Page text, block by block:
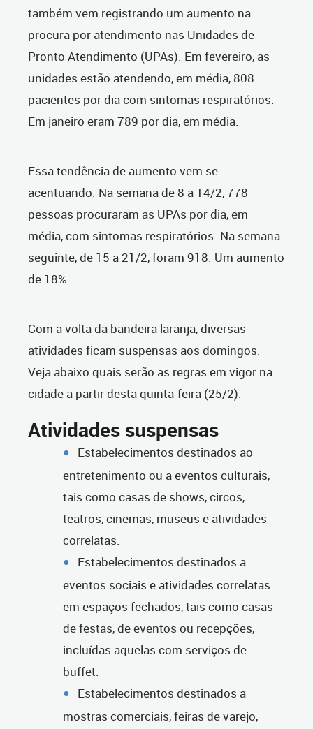
também vem registrando um aumento na
procura por atendimento nas Unidades de
Pronto Atendimento (UPAs). Em fevereiro, as
unidades estão atendendo, em média, 808
pacientes por dia com sintomas respiratórios.
Em janeiro eram 789 por dia, em média.
Essa tendência de aumento vem se
acentuando. Na semana de 8 a 14/2, 778
pessoas procuraram as UPAs por dia, em
média, com sintomas respiratórios. Na semana
seguinte, de 15 a 21/2, foram 918. Um aumento
de 18%.
Com a volta da bandeira laranja, diversas
atividades ficam suspensas aos domingos.
Veja abaixo quais serão as regras em vigor na
cidade a partir desta quinta-feira (25/2).
Atividades suspensas
Estabelecimentos destinados ao
entretenimento ou a eventos culturais,
tais como casas de shows, circos,
teatros, cinemas, museus e atividades
correlatas.
Estabelecimentos destinados a
eventos sociais e atividades correlatas
em espaços fechados, tais como casas
de festas, de eventos ou recepções,
incluídas aquelas com serviços de
buffet.
Estabelecimentos destinados a
mostras comerciais, feiras de varejo,